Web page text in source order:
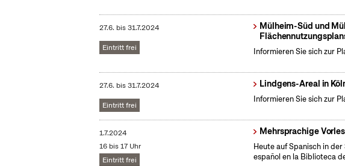
27.6. bis31.7.2024
Eintritt frei
Mülheim-Süd und
Informieren Sie sich zur
27.6. bis31.7.2024
Eintritt frei
Lindgens-Areal in
Informieren Sie sich zur
1.7.2024
16 bis 17 Uhr
Eintritt frei
Mehrsprachige
Heute auf Spanisch in
español en la Biblioteca